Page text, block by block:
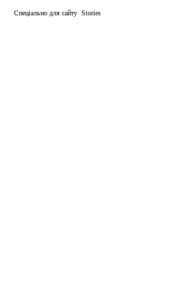
Спеціально для сайту Stories